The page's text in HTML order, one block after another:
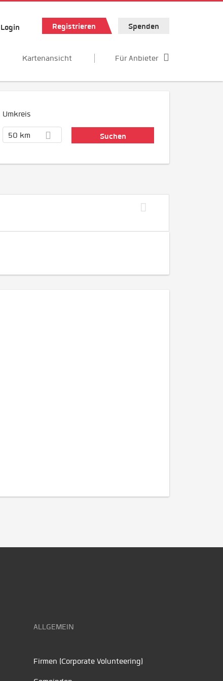
Login Registrieren Spenden
Kartenansicht Für Anbieter
Umkreis
50 km
ALLGEMEIN
Firmen (Corporate Volunteering)